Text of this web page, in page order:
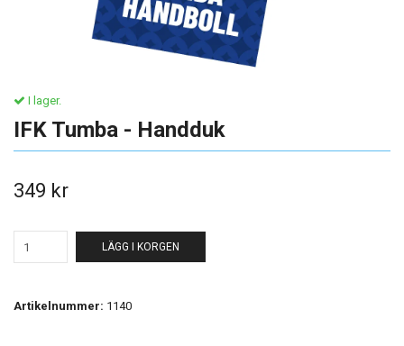
I lager.
IFK Tumba - Handduk
349 kr
LÄGG I KORGEN
Artikelnummer: 1140